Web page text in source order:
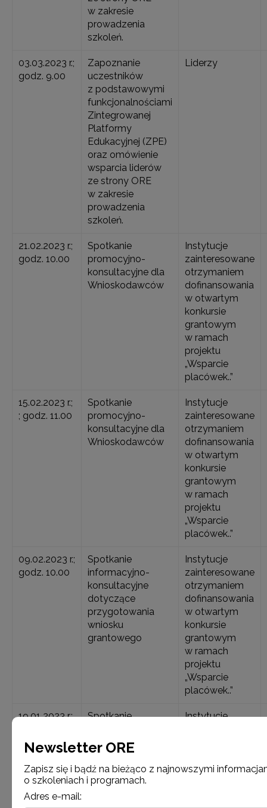
w zakresie
prowadzenia
szkoleń.
03.03.2023 r.;
godz. 9.00
Zapoznanie
uczestników
z podstawowymi
funkcjonalnościami
Zintegrowanej
Platformy
Edukacyjnej (ZPE)
oraz omówienie
wsparcia liderów
ze strony ORE
w zakresie
prowadzenia
szkoleń.
Liderzy
21.02.2023 r.;
godz. 10.00
Spotkanie
promocyjno-
konsultacyjne dla
Wnioskodawców
Instytucje
zainteresowane
otrzymaniem
dofinansowania
w otwartym
konkursie
grantowym
w ramach
projektu
„Wsparcie
placówek..”
15.02.2023 r.;
; godz. 11.00
Spotkanie
promocyjno-
konsultacyjne dla
Wnioskodawców
Instytucje
zainteresowane
otrzymaniem
dofinansowania
w otwartym
konkursie
grantowym
w ramach
projektu
„Wsparcie
placówek..”
09.02.2023 r.;
godz. 10.00
Spotkanie
informacyjno-
konsultacyjne
dotyczące
przygotowania
wniosku
grantowego
Instytucje
zainteresowane
otrzymaniem
dofinansowania
w otwartym
konkursie
grantowym
w ramach
projektu
„Wsparcie
placówek..”
19.01 2023 r.;
Spotkanie
konsultacyjne dla
Wnioskodawców
Instytucje
w otwartym
Newsletter ORE
Zapisz się i bądź na bieżąco z najnowszymi
o szkoleniach i programach.
Adres e-mail: